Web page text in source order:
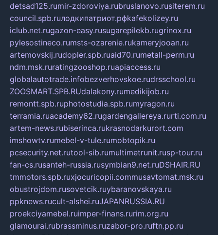
detsad125.rumir-zdoroviya.rubruslanovo.rusiterem.ru
council.spb.ruлодкипатриот.рфkafekolizey.ru
iclub.net.rugazon-easy.rusugarepilekb.rugrinox.ru
pylesostineco.rumsts-ozarenie.rukameryjooan.ru
artemovskij.rudopler.spb.ruaid70.rumetall-perm.ru
ndm.msk.ruratingzooshop.ruapiaccess.ru
globalautotrade.infobezverhovskoe.rudrsschool.ru
ZOOSMART.SPB.RUdalakony.rumedikijob.ru
remontt.spb.ruphotostudia.spb.rumyragon.ru
terramia.ruacademy62.rugardengallereya.rurti.com.ru
artem-news.rubiserinca.rukrasnodarkurort.com
imshowtv.rumebel-v-tule.rumobtopik.ru
pcsecurity.net.rutool-sib.rumultimetrunit.rusp-tour.ru
fan-cs.rusanteh-russia.rusymbian9.net.ruDSHAIR.RU
tmmotors.spb.ruxjocuricopii.commusavtomat.msk.ru
obustrojdom.rusovetcik.ruybaranovskaya.ru
ppknews.rucult-alshei.ruJAPANRUSSIA.RU
proekciyamebel.ruimper-finans.rurim.org.ru
glamourai.rubrassminus.ruzabor-pro.ruftn.pp.ru